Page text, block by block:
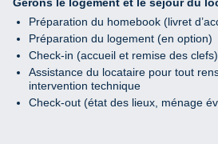
Préparation du homebook (livret
Préparation du logement (en option)
Check-in (accueil et remise des clefs)
Assistance du locataire pour tout
intervention technique
Check-out (état des lieux, ménage